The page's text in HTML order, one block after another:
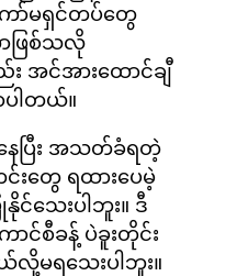
ော်မရှင်တပ်တွေ
ဖြစ်သလို
အင်အားထောင်ချီ
ါတယ်။
ပြီး အသတ်ခံရတဲ့
တွေ ရထားပေမဲ့
ေးပါဘူး။ ဒီ
င်စီခန့် ပဲခူးတိုင်း
မရသေးပါဘူး။